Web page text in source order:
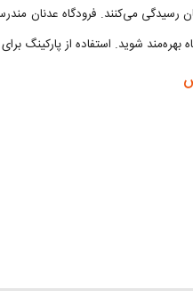
رسیدگی می‌کنند. فرودگاه عدنان
شوید. استفاده از پارکینگ